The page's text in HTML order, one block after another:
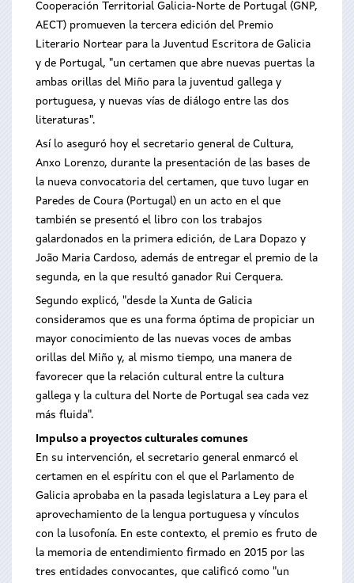
Cooperación Territorial Galicia-Norte de Portugal (GNP,
AECT) promueven la tercera edición del Premio
Literario Nortear para la Juventud Escritora de Galicia
y de Portugal, "un certamen que abre nuevas puertas la
ambas orillas del Miño para la juventud gallega y
portuguesa, y nuevas vías de diálogo entre las dos
literaturas".
Así lo aseguró hoy el secretario general de Cultura,
Anxo Lorenzo, durante la presentación de las bases de
la nueva convocatoria del certamen, que tuvo lugar en
Paredes de Coura (Portugal) en un acto en el que
también se presentó el libro con los trabajos
galardonados en la primera edición, de Lara Dopazo y
João Maria Cardoso, además de entregar el premio de la
segunda, en la que resultó ganador Rui Cerquera.
Segundo explicó, "desde la Xunta de Galicia
consideramos que es una forma óptima de propiciar un
mayor conocimiento de las nuevas voces de ambas
orillas del Miño y, al mismo tiempo, una manera de
favorecer que la relación cultural entre la cultura
gallega y la cultura del Norte de Portugal sea cada vez
más fluida".
Impulso a proyectos culturales comunes
En su intervención, el secretario general enmarcó el
certamen en el espíritu con el que el Parlamento de
Galicia aprobaba en la pasada legislatura a Ley para el
aprovechamiento de la lengua portuguesa y vínculos
con la lusofonía. En este contexto, el premio es fruto de
la memoria de entendimiento firmado en 2015 por las
tres entidades convocantes, que calificó como "un